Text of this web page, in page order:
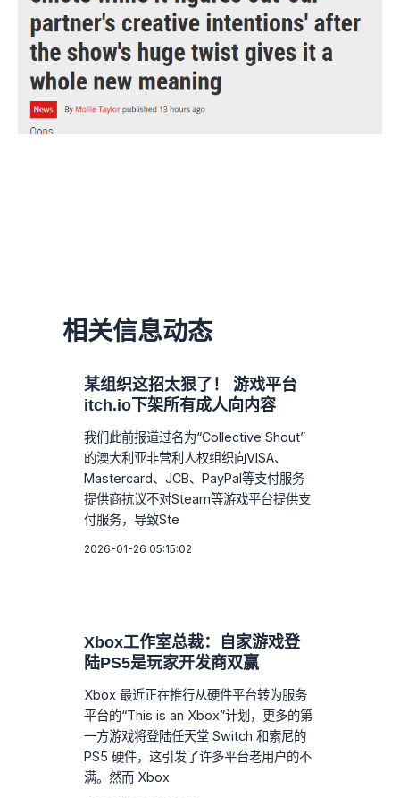
相关信息动态
某组织这招太狠了！ 游戏平台
itch.io下架所有成人向内容
我们此前报道过名为“Collective Shout”
的澳大利亚非营利人权组织向VISA、
Mastercard、JCB、PayPal等支付服务
提供商抗议不对Steam等游戏平台提供支
付服务，导致Ste
2026-01-26 05:15:02
Xbox工作室总裁：自家游戏登
陆PS5是玩家开发商双赢
Xbox 最近正在推行从硬件平台转为服务
平台的“This is an Xbox”计划，更多的第
一方游戏将登陆任天堂 Switch 和索尼的
PS5 硬件，这引发了许多平台老用户的不
满。然而 Xbox